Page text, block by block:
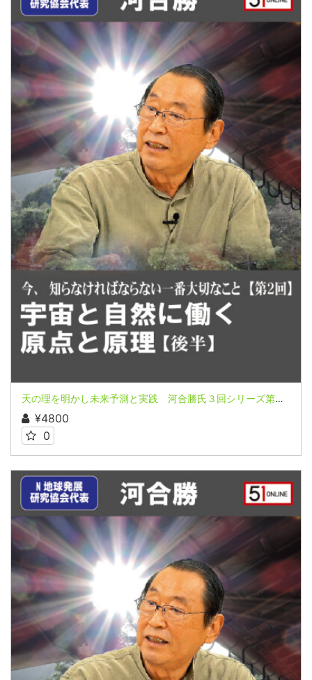
天の理を明かし未来予測と実践 河合勝氏３回シリーズ第２回（後半）
¥4800
0